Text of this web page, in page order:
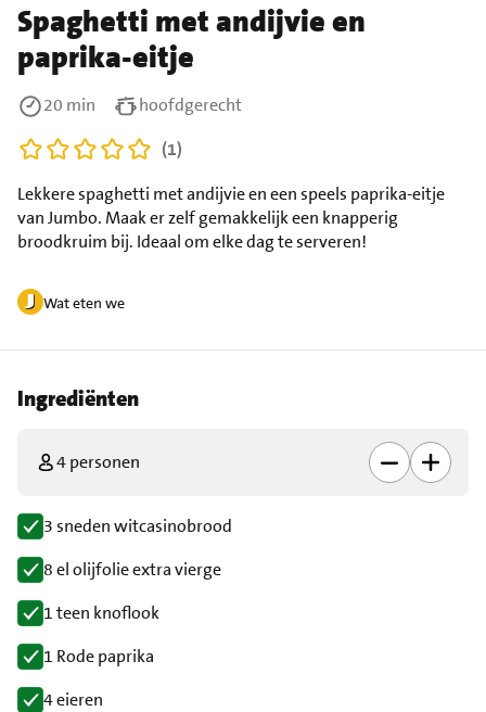
Spaghetti met andijvie en
paprika-eitje
Wat eten we
Lekkere spaghetti met andijvie en een speels paprika-eitje
van Jumbo. Maak er zelf gemakkelijk een knapperig
broodkruim bij. Ideaal om elke dag te serveren!
20 min
hoofdgerecht
(1)
Ingrediënten
4 personen
3 sneden witcasinobrood
8 el olijfolie extra vierge
1 teen knoflook
1 Rode paprika
4 eieren